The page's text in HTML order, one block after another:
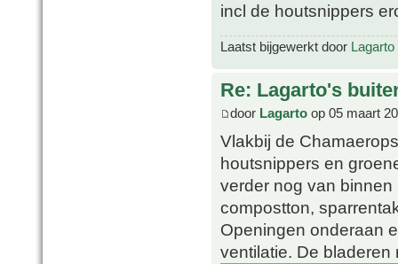
incl de houtsnippers
Laatst bijgewerkt door Lagarto
Re: Lagarto's
door Lagarto op 05 maart
Vlakbij de
houtsnippers en
verder nog van
compostton,
Openingen onderaan
ventilatie. De